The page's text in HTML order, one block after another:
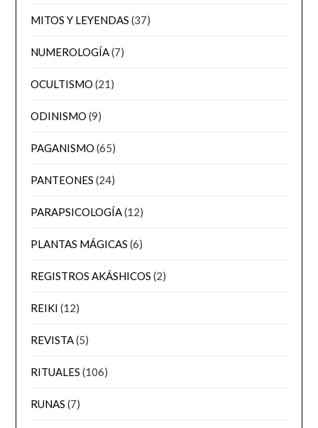
MITOS Y LEYENDAS (37)
NUMEROLOGÍA(7)
OCULTISMO (21)
ODINISMO (9)
PAGANISMO (65)
PANTEONES (24)
PARAPSICOLOGÍA(12)
PLANTAS MÁGICAS (6)
REGISTROS AKÁSHICOS (2)
REIKI (12)
REVISTA(5)
RITUALES (106)
RUNAS (7)